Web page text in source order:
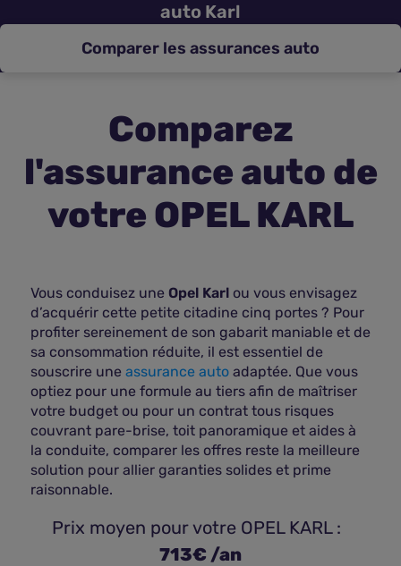
auto Karl
Comparer les assurances auto
Comparez
l'assurance auto de
votre OPEL KARL
Vous conduisez une Opel Karl ou vous envisagez
d’acquérir cette petite citadine cinq portes ? Pour
profiter sereinement de son gabarit maniable et de
sa consommation réduite, il est essentiel de
souscrire une assurance auto adaptée. Que vous
optiez pour une formule au tiers afin de maîtriser
votre budget ou pour un contrat tous risques
couvrant pare-brise, toit panoramique et aides à
la conduite, comparer les offres reste la meilleure
solution pour allier garanties solides et prime
raisonnable.
Prix moyen pour votre OPEL KARL :
713€ /an